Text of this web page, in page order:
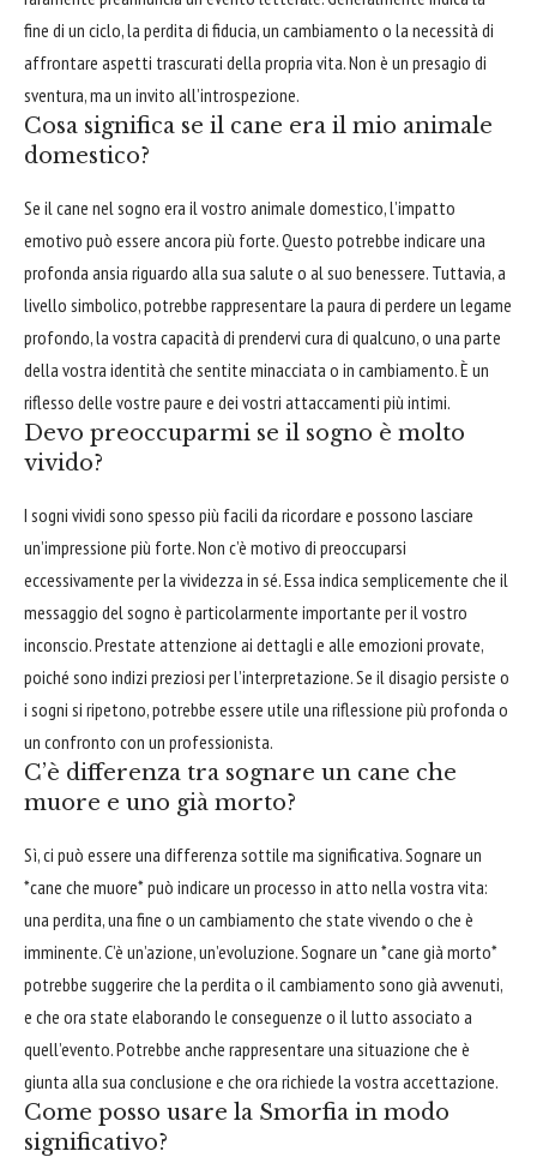
fine di un ciclo, la perdita di fiducia, un cambiamento o la necessità di
affrontare aspetti trascurati della propria vita. Non è un presagio di
sventura, ma un invito all’introspezione.
Cosa significa se il cane era il mio animale
domestico?
Se il cane nel sogno era il vostro animale domestico, l’impatto
emotivo può essere ancora più forte. Questo potrebbe indicare una
profonda ansia riguardo alla sua salute o al suo benessere. Tuttavia, a
livello simbolico, potrebbe rappresentare la paura di perdere un legame
profondo, la vostra capacità di prendervi cura di qualcuno, o una parte
della vostra identità che sentite minacciata o in cambiamento. È un
riflesso delle vostre paure e dei vostri attaccamenti più intimi.
Devo preoccuparmi se il sogno è molto
vivido?
I sogni vividi sono spesso più facili da ricordare e possono lasciare
un’impressione più forte. Non c’è motivo di preoccuparsi
eccessivamente per la vividezza in sé. Essa indica semplicemente che il
messaggio del sogno è particolarmente importante per il vostro
inconscio. Prestate attenzione ai dettagli e alle emozioni provate,
poiché sono indizi preziosi per l’interpretazione. Se il disagio persiste o
i sogni si ripetono, potrebbe essere utile una riflessione più profonda o
un confronto con un professionista.
C’è differenza tra sognare un cane che
muore e uno già morto?
Sì, ci può essere una differenza sottile ma significativa. Sognare un
*cane che muore* può indicare un processo in atto nella vostra vita:
una perdita, una fine o un cambiamento che state vivendo o che è
imminente. C’è un’azione, un’evoluzione. Sognare un *cane già morto*
potrebbe suggerire che la perdita o il cambiamento sono già avvenuti,
e che ora state elaborando le conseguenze o il lutto associato a
quell’evento. Potrebbe anche rappresentare una situazione che è
giunta alla sua conclusione e che ora richiede la vostra accettazione.
Come posso usare la Smorfia in modo
significativo?